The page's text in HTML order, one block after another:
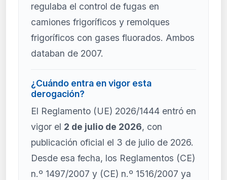
regulaba el control de fugas en
camiones frigoríficos y remolques
frigoríficos con gases fluorados. Ambos
databan de 2007.
¿Cuándo entra en vigor esta
derogación?
El Reglamento (UE) 2026/1444 entró en
vigor el 2 de julio de 2026, con
publicación oficial el 3 de julio de 2026.
Desde esa fecha, los Reglamentos (CE)
n.º 1497/2007 y (CE) n.º 1516/2007 ya